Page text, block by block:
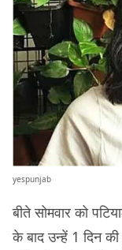
yespunjab
बीते सोमवार को
के बाद उन्हें 1 दिन